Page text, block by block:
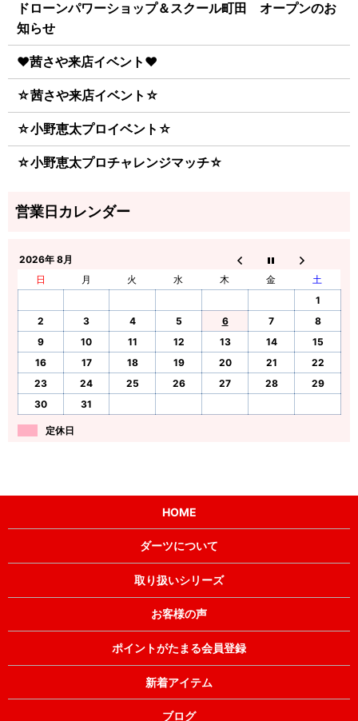
ドローンパワーショップ＆スクール町田 オープンのお
知らせ
♥茜さや来店イベント♥
☆茜さや来店イベント☆
☆小野恵太プロイベント☆
☆小野恵太プロチャレンジマッチ☆
2026年 8月
日
月 火 水 木 金
土
1
2
3 4 5 6 7
8
9
10 11 12 13 14
15
16
17 18 19 20 21
22
23
24 25 26 27 28
29
30
31
定休日
HOME
ダーツについて
取り扱いシリーズ
お客様の声
ポイントがたまる会員登録
新着アイテム
ブログ